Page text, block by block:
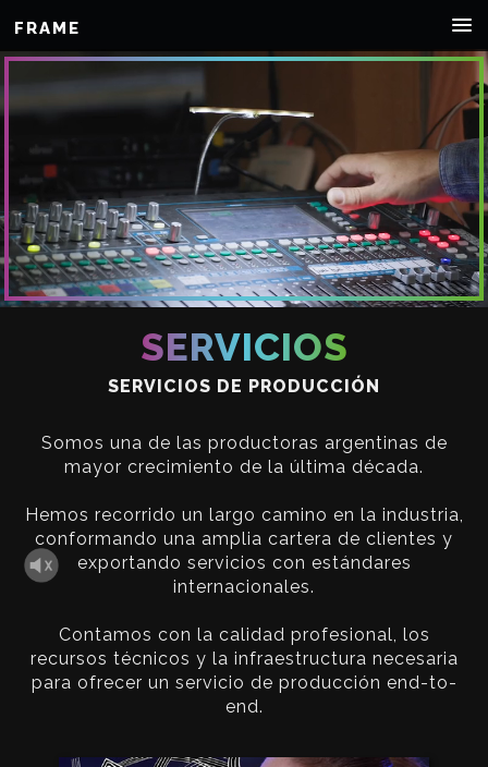
FRAME
SERVICIOS
SERVICIOS DE PRODUCCIÓN
Somos una de las productoras argentinas de
mayor crecimiento de la última década.
Hemos recorrido un largo camino en la industria,
conformando una amplia cartera de clientes y
exportando servicios con estándares
internacionales.
Contamos con la calidad profesional, los
recursos técnicos y la infraestructura necesaria
para ofrecer un servicio de producción end-to-
end.